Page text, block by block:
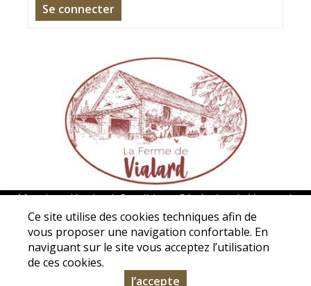
Se connecter
Mentions légales|Conditions Générales de Ventes|
Protection des données personnelles
Association La ferme de Vialard - 5 Avenue de La Borie de
Vialard - 24200 Carsac-Aillac - Tél. : 05 53 31 98 50 -
contact@la-ferme-de-vialard.com
© Copyright 2026 - La Ferme de Vialard - Tous droits
Ce site utilise des cookies techniques afin de
vous proposer une navigation confortable. En
naviguant sur le site vous acceptez l’utilisation
de ces cookies.
J’accepte